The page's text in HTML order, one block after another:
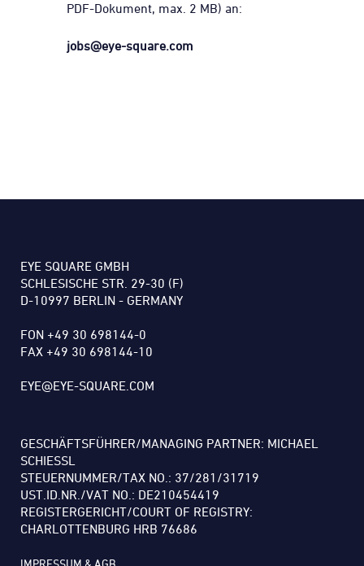
PDF-Dokument, max. 2 MB) an:
jobs@eye-square.com
EYE SQUARE GMBH
SCHLESISCHE STR. 29-30 (F)
D-10997 BERLIN - GERMANY
FON +49 30 698144-0
FAX +49 30 698144-10
EYE@EYE-SQUARE.COM
GESCHÄFTSFÜHRER/MANAGING PARTNER: MICHAEL
SCHIESSL
STEUERNUMMER/TAX NO.: 37/281/31719
UST.ID.NR./VAT NO.: DE210454419
REGISTERGERICHT/COURT OF REGISTRY:
CHARLOTTENBURG HRB 76686